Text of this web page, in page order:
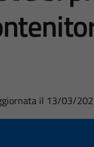
il 13/03/